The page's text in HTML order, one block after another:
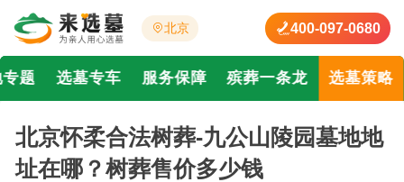
北京 400-097-0680
题 选墓专车 服务保障 殡葬一条龙 选墓策略
北京怀柔合法树葬-九公山陵园墓地地
址在哪？树葬售价多少钱